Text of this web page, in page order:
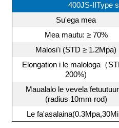
400JS-IIType
Su'ega mea
Mea mautu: ≥ 70%
Malosi'i (STD ≥ 1.2Mpa)
Elongation i le malologa（
200%)
Maualalo le vevela
(radius 10mm rod)
Le